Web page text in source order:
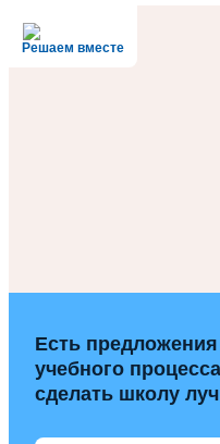
Решаем вместе
Есть
учебного
сделать школу